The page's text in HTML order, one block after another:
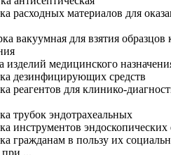
расходных материалов для
вакуумная для взятия
изделий медицинского
дезинфицирующих средств
реагентов для клинико-
трубок эндотрахеальных
инструментов эндоскопических
гражданам в пользу их
при ...